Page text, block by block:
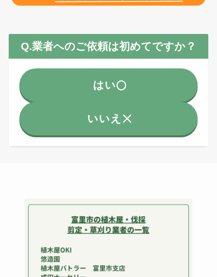
Q.業者へのご依頼は初めてですか？
はい
いいえ